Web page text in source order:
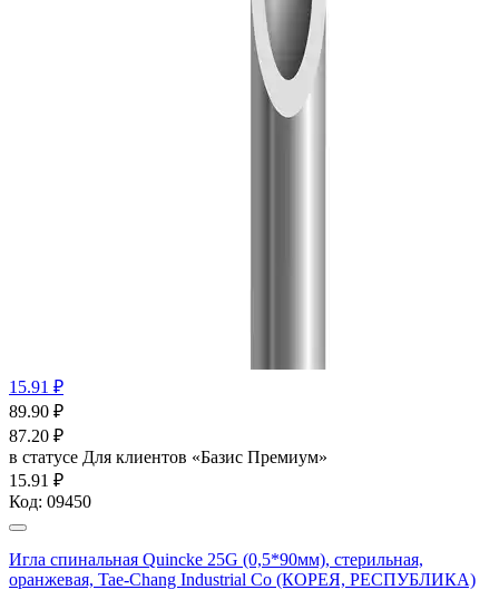
15.91 ₽
89.90 ₽
87.20 ₽
в статусе Для клиентов «Базис Премиум»
15.91 ₽
Код: 09450
Игла спинальная Quincke 25G (0,5*90мм), стерильная,
оранжевая, Tae-Chang Industrial Co (КОРЕЯ, РЕСПУБЛИКА)